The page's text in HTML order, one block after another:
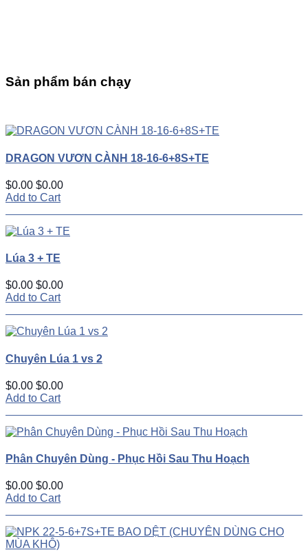
Sản phẩm bán chạy
DRAGON VƯƠN CÀNH 18-16-6+8S+TE
$0.00 $0.00
Add to Cart
Lúa 3 + TE
$0.00 $0.00
Add to Cart
Chuyên Lúa 1 vs 2
$0.00 $0.00
Add to Cart
Phân Chuyên Dùng - Phục Hồi Sau Thu Hoạch
$0.00 $0.00
Add to Cart